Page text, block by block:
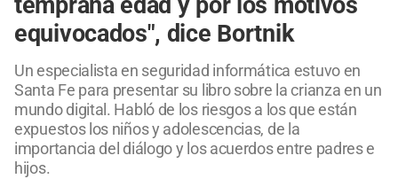
equivocados", dice Bortnik
Un especialista en seguridad informática estuvo en
Santa Fe para presentar su libro sobre la crianza en un
mundo digital. Habló de los riesgos a los que están
expuestos los niños y adolescencias, de la
importancia del diálogo y los acuerdos entre padres e
hijos.